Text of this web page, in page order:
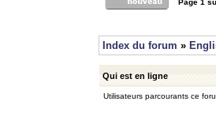
Page 1
Index du forum »
Qui est en ligne
Utilisateurs parcourants ce